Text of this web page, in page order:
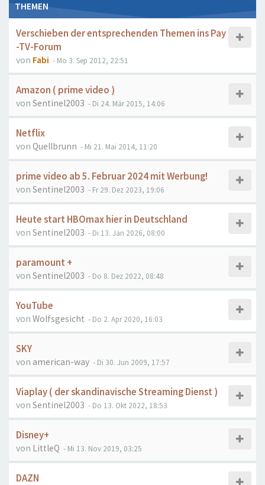
THEMEN
Verschieben der entsprechenden Themen ins Pay
-TV-Forum
von Fabi - Mo 3. Sep 2012, 22:51
Amazon ( prime video )
von Sentinel2003 - Di 24. Mär 2015, 14:06
Netflix
von Quellbrunn - Mi 21. Mai 2014, 11:20
prime video ab 5. Februar 2024 mit Werbung!
von Sentinel2003 - Fr 29. Dez 2023, 19:06
Heute start HBOmax hier in Deutschland
von Sentinel2003 - Di 13. Jan 2026, 08:00
paramount +
von Sentinel2003 - Do 8. Dez 2022, 08:48
YouTube
von Wolfsgesicht - Do 2. Apr 2020, 16:03
SKY
von american-way - Di 30. Jun 2009, 17:57
Viaplay ( der skandinavische Streaming Dienst )
von Sentinel2003 - Do 13. Okt 2022, 18:53
Disney+
von LittleQ - Mi 13. Nov 2019, 03:25
DAZN